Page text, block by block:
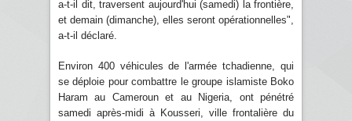
a-t-il dit, traversent aujourd'hui (samedi) la frontière,
et demain (dimanche), elles seront opérationnelles",
a-t-il déclaré.
Environ 400 véhicules de l'armée tchadienne, qui
se déploie pour combattre le groupe islamiste Boko
Haram au Cameroun et au Nigeria, ont pénétré
samedi après-midi à Kousseri, ville frontalière du